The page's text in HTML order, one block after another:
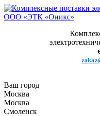
Ваш город
Москва
Москва
Смоленск